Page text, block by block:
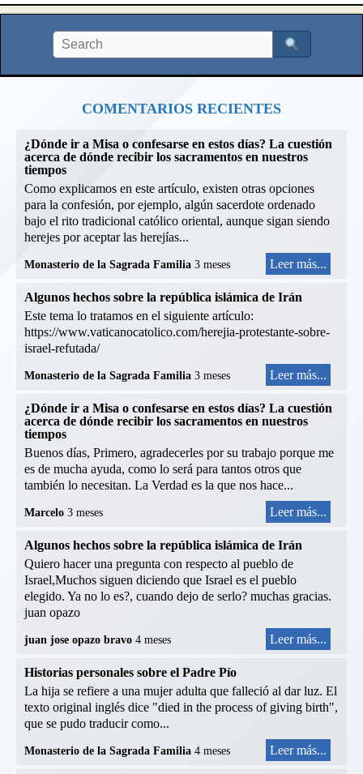
COMENTARIOS RECIENTES
¿Dónde ir a Misa o confesarse en estos días? La cuestión
acerca de dónde recibir los sacramentos en nuestros
tiempos
Como explicamos en este artículo, existen otras opciones
para la confesión, por ejemplo, algún sacerdote ordenado
bajo el rito tradicional católico oriental, aunque sigan siendo
herejes por aceptar las herejías...
Monasterio de la Sagrada Familia 3 meses Leer más...
Algunos hechos sobre la república islámica de Irán
Este tema lo tratamos en el siguiente artículo:
https://www.vaticanocatolico.com/herejia-protestante-sobre-
israel-refutada/
Monasterio de la Sagrada Familia 3 meses Leer más...
¿Dónde ir a Misa o confesarse en estos días? La cuestión
acerca de dónde recibir los sacramentos en nuestros
tiempos
Buenos días, Primero, agradecerles por su trabajo porque me
es de mucha ayuda, como lo será para tantos otros que
también lo necesitan. La Verdad es la que nos hace...
Marcelo 3 meses Leer más...
Algunos hechos sobre la república islámica de Irán
Quiero hacer una pregunta con respecto al pueblo de
Israel,Muchos siguen diciendo que Israel es el pueblo
elegido. Ya no lo es?, cuando dejo de serlo? muchas gracias.
juan opazo
juan jose opazo bravo 4 meses Leer más...
Historias personales sobre el Padre Pío
La hija se refiere a una mujer adulta que falleció al dar luz. El
texto original inglés dice "died in the process of giving birth",
que se pudo traducir como...
Monasterio de la Sagrada Familia 4 meses Leer más...